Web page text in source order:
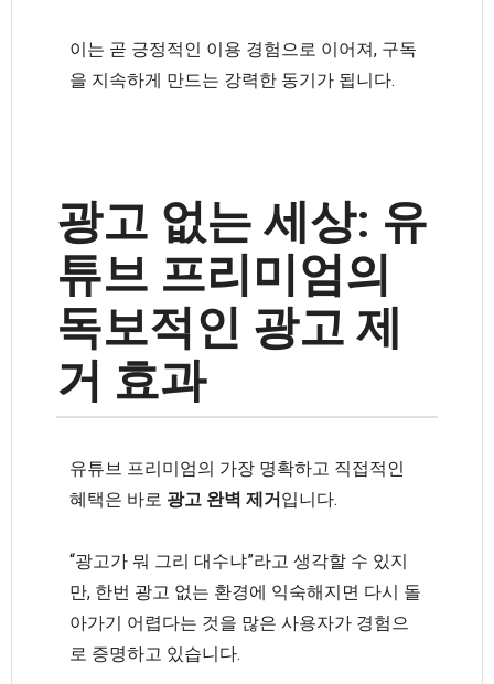
이는 곧 긍정적인 이용 경험으로 이어져, 구독
을 지속하게 만드는 강력한 동기가 됩니다.
광고 없는 세상: 유
튜브 프리미엄의
독보적인 광고 제
거 효과
유튜브 프리미엄의 가장 명확하고 직접적인
혜택은 바로 광고 완벽 제거 입니다.
“광고가 뭐 그리 대수냐”라고 생각할 수 있지
만, 한번 광고 없는 환경에 익숙해지면 다시 돌
아가기 어렵다는 것을 많은 사용자가 경험으
로 증명하고 있습니다.